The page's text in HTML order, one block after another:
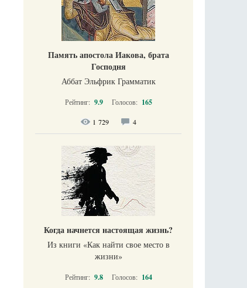
Память апостола Иакова, брата
Господня
Аббат Эльфрик Грамматик
Рейтинг: 9.9 Голосов: 165
1 729 4
Когда начнется настоящая жизнь?
Из книги «Как найти свое место в
жизни​»
Рейтинг: 9.8 Голосов: 164